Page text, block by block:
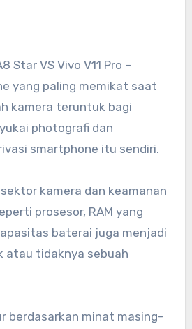
yang paling memikat saat
kamera teruntuk bagi
photografi dan
smartphone itu sendiri.
kamera dan keamanan
prosesor, RAM yang
baterai juga menjadi
atau tidaknya sebuah
berdasarkan minat masing-